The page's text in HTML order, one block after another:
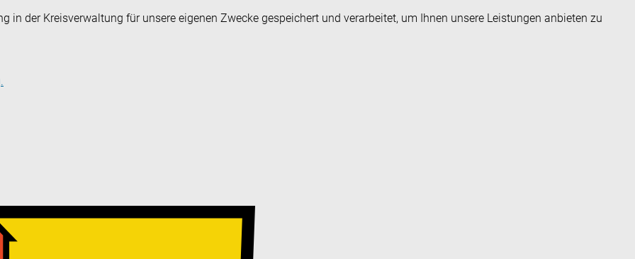
in der Kreisverwaltung für unsere eigenen Zwecke gespeichert und verarbeitet, um Ihnen unsere Leistungen anbieten zu